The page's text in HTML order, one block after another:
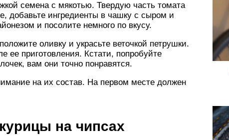
семена с мякотью. Твердую часть томата
добавьте ингредиенты в чашку с сыром и
и посолите немного по вкусу.
оливку и украсьте веточкой петрушки.
ее приготовления. Кстати, попробуйте
вам они точно понравятся.
на их состав. На первом месте должен
на чипсах